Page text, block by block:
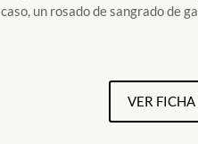
un rosado de sangrado de
VER FICHA